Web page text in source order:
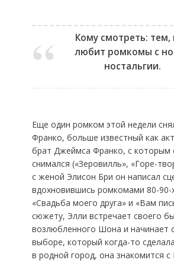
Кому смотреть: тем,
любит ромкомы с
ностальгии.
Еще один ромком этой недели
Франко, больше известный как
брат Джеймса Франко, с которым
снимался («Зеровилль», «Горе-
с женой Элисон Бри он написал
вдохновившись ромкомами 80-90-
«Свадьба моего друга» и «Вам
сюжету, Элли встречает своего
возлюбленного Шона и начинает
выборе, который когда-то
в родной город, она знакомится с